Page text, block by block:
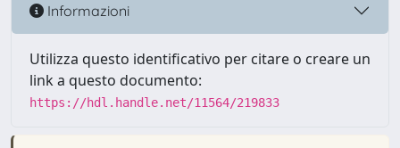
Informazioni
Utilizza questo identificativo per citare o creare un
link a questo documento:
https://hdl.handle.net/11564/219833